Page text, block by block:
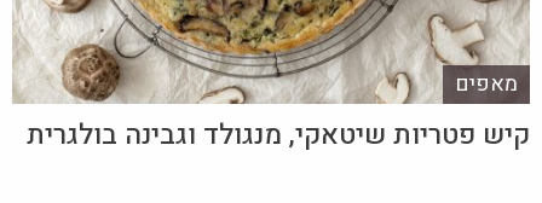
מאפים
קיש פטריות שיטאקי, מנגולד וגבינה בולגרית